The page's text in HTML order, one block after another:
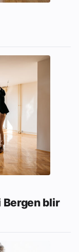
Bergen blir